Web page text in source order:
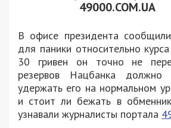
49000.COM.UA
В офисе президента
для паники относительно
30 гривен он точно не
резервов Нацбанка должно
удержать его на нормальном
и стоит ли бежать в
узнавали журналисты портала